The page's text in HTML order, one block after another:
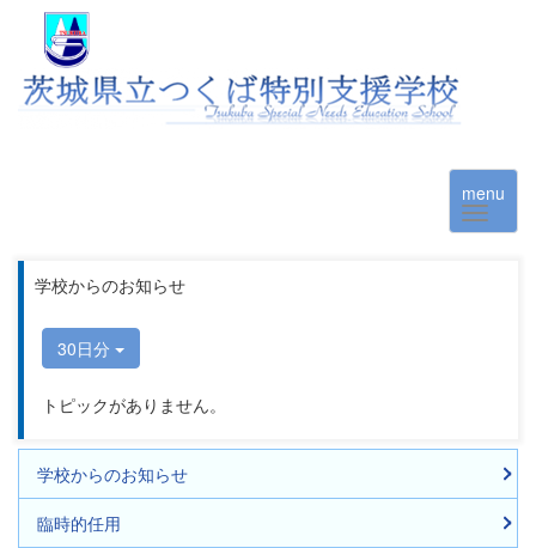
menu
学校からのお知らせ
30日分
トピックがありません。
学校からのお知らせ
臨時的任用